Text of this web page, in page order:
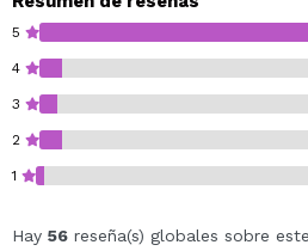
5
4
3
2
1
Hay 56 reseña(s) globales sobre